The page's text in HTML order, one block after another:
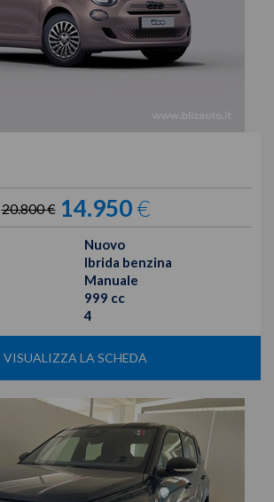
20.800 € 14.950€
Nuovo
Ibrida benzina
Manuale
999 cc
4
VISUALIZZA LA SCHEDA